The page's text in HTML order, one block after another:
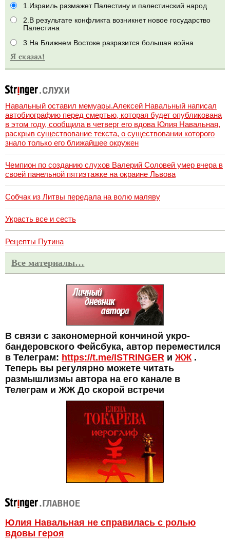
1.Израиль размажет Палестину и палестинский народ
2.В результате конфликта возникнет новое государство
Палестина
3.На Ближнем Востоке разразится большая война
Навальный оставил мемуары.Алексей Навальный написал
автобиографию перед смертью, которая будет опубликована
в этом году, сообщила в четверг его вдова Юлия Навальная,
раскрыв существование текста, о существовании которого
знало только его ближайшее окружен
Чемпион по созданию слухов Валерий Соловей умер вчера в
своей панельной пятиэтажке на окраине Львова
Собчак из Литвы передала на волю маляву
Украсть все и сесть
Рецепты Путина
Все материалы…
В связи с закономерной кончиной укро-
бандеровского Фейсбука, автор переместился
в Телеграм: https://t.me/ISTRINGER и ЖЖ.
Теперь вы регулярно можете читать
размышлизмы автора на его канале в
Телеграм и ЖЖ До скорой встречи
Юлия Навальная не справилась с ролью
вдовы героя